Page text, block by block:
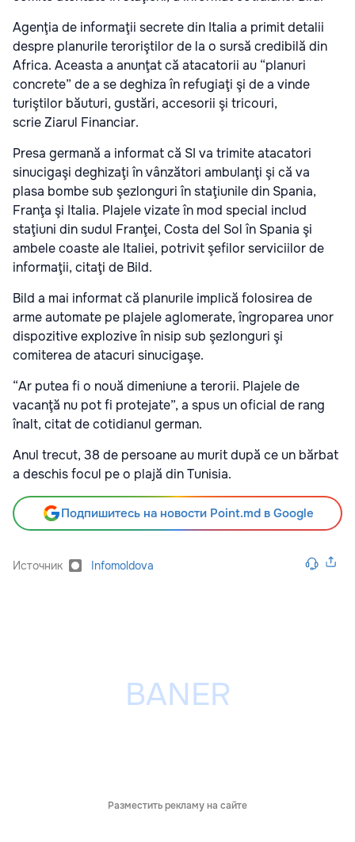
Agenţia de informaţii secrete din Italia a primit detalii
despre planurile teroriştilor de la o sursă credibilă din
Africa. Aceasta a anunţat că atacatorii au “planuri
concrete” de a se deghiza în refugiaţi şi de a vinde
turiştilor băuturi, gustări, accesorii şi tricouri,
scrie Ziarul Financiar.
Presa germană a informat că SI va trimite atacatori
sinucigaşi deghizaţi în vânzători ambulanţi şi că va
plasa bombe sub şezlonguri în staţiunile din Spania,
Franţa şi Italia. Plajele vizate în mod special includ
staţiuni din sudul Franţei, Costa del Sol în Spania şi
ambele coaste ale Italiei, potrivit şefilor serviciilor de
informaţii, citaţi de Bild.
Bild a mai informat că planurile implică folosirea de
arme automate pe plajele aglomerate, îngroparea unor
dispozitive explozive în nisip sub şezlonguri şi
comiterea de atacuri sinucigaşe.
“Ar putea fi o nouă dimeniune a terorii. Plajele de
vacanţă nu pot fi protejate”, a spus un oficial de rang
înalt, citat de cotidianul german.
Anul trecut, 38 de persoane au murit după ce un bărbat
a deschis focul pe o plajă din Tunisia.
Подпишитесь на новости Point.md в Google
Источник Infomoldova
Разместить рекламу на сайте